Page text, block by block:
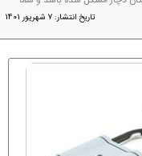
تاریخ انتشار: 7 شهریور 1401